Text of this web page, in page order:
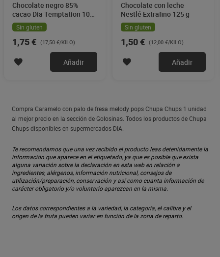
Chocolate negro 85%
cacao Dia Temptation 100
gSin gluten
1,75 € (17,50 €/KILO)
Añadir
Chocolate con leche
Nestlé Extrafino 125 g
Sin gluten
1,50 € (12,00 €/KILO)
Añadir
Compra Caramelo con palo de fresa melody pops Chupa Chups 1 unidad
al mejor precio en la sección de Golosinas. Todos los productos de Chupa
Chups disponibles en supermercados DIA.
Te recomendamos que una vez recibido el producto leas detenidamente la
información que aparece en el etiquetado, ya que es posible que exista
alguna variación sobre la declaración en esta web en relación a
ingredientes, alérgenos, información nutricional, consejos de
utilización/preparación, conservación y así como cuanta información de
carácter obligatorio y/o voluntario aparezcan en la misma.
Los datos correspondientes a la variedad, la categoría, el calibre y el
origen de la fruta pueden variar en función de la zona de reparto.